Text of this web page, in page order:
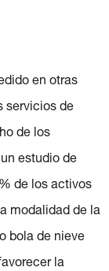
en otras
servicios de
de los
estudio de
de los activos
modalidad de la
bola de nieve
la